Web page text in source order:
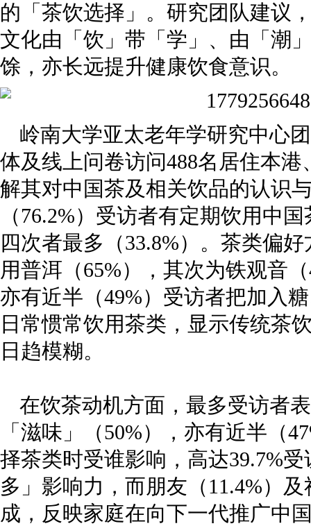
的「茶饮选择」。研究团队建议
文化由「饮」带「学」、由「潮
馀，亦长远提升健康饮食意识。
岭南大学亚太老年学研究中心
体及线上问卷访问488名居住本
解其对中国茶及相关饮品的认识
（76.2%）受访者有定期饮用中
四次者最多（33.8%）。茶类偏
用普洱（65%），其次为铁观音
亦有近半（49%）受访者把加入
日常惯常饮用茶类，显示传统茶
日趋模糊。
在饮茶动机方面，最多受访者
「滋味」（50%），亦有近半（
择茶类时受谁影响，高达39.7%
多」影响力，而朋友（11.4%）
成，反映家庭在向下一代推广中